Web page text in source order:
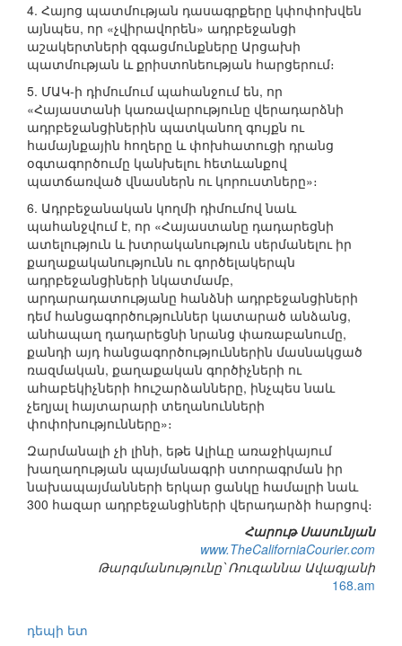
4. Հայոց պատմության դասագրքերը կփոփոխվեն
այնպես, որ «չվիրավորեն» ադրբեջանցի
աշակերտների զգացմունքները Արցախի
պատմության և քրիստոնեության հարցերում։
5. ՄԱԿ-ի դիմումում պահանջում են, որ
«Հայաստանի կառավարությունը վերադարձնի
ադրբեջանցիներին պատկանող գույքն ու
համայնքային հողերը և փոխհատուցի դրանց
օգտագործումը կանխելու հետևանքով
պատճառված վնասներն ու կորուստները»։
6. Ադրբեջանական կողմի դիմումով նաև
պահանջվում է, որ «Հայաստանը դադարեցնի
ատելություն և խտրականություն սերմանելու իր
քաղաքականությունն ու գործելակերպն
ադրբեջանցիների նկատմամբ,
արդարադատությանը հանձնի ադրբեջանցիների
դեմ հանցագործություններ կատարած անձանց,
անհապաղ դադարեցնի նրանց փառաբանումը,
քանդի այդ հանցագործություններին մասնակցած
ռազմական, քաղաքական գործիչների ու
ահաբեկիչների հուշարձանները, ինչպես նաև
չեղյալ հայտարարի տեղանունների
փոփոխությունները»։
Զարմանալի չի լինի, եթե Ալիևը առաջիկայում
խաղաղության պայմանագրի ստորագրման իր
նախապայմանների երկար ցանկը համալրի նաև
300 հազար ադրբեջանցիների վերադարձի հարցով։
Հարութ Սասունյան
www.TheCaliforniaCourier.com
Թարգմանությունը՝ Ռուզաննա Ավագյանի
168.am
դեպի ետ